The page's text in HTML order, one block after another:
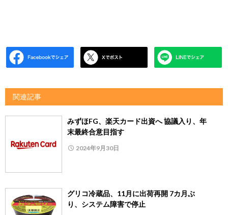
関連記事
みずほFG、楽天カード出資へ 協議入り、年
末最終合意目指す
2024年9月30日
グリコ冷蔵品、11月に出荷再開 7カ月ぶ
り、システム障害で停止